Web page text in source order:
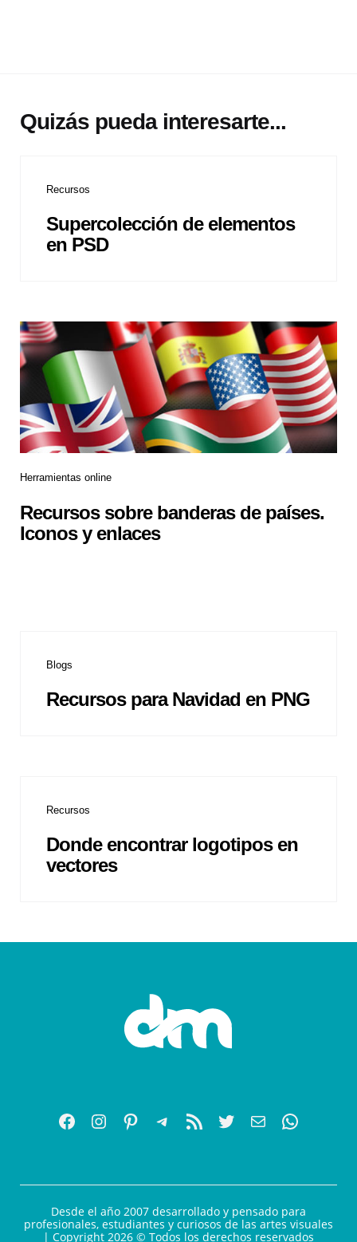
Quizás pueda interesarte...
Recursos
Supercolección de elementos
en PSD
Herramientas online
Recursos sobre banderas de países.
Iconos y enlaces
Blogs
Recursos para Navidad en PNG
Recursos
Donde encontrar logotipos en
vectores
Desde el año 2007 desarrollado y pensado para
profesionales, estudiantes y curiosos de las artes visuales
| Copyright 2026 © Todos los derechos reservados